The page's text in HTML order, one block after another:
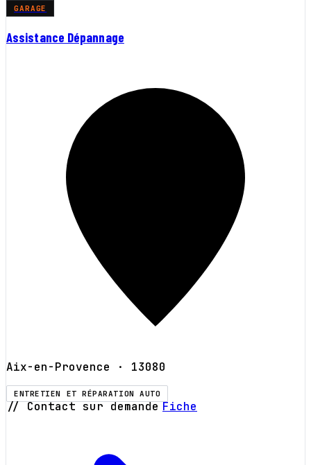
GARAGE
Assistance Dépannage
Aix-en-Provence · 13080
ENTRETIEN ET RÉPARATION AUTO
// Contact sur demande Fiche